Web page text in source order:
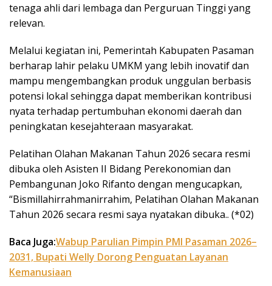
tenaga ahli dari lembaga dan Perguruan Tinggi yang
relevan.
Melalui kegiatan ini, Pemerintah Kabupaten Pasaman
berharap lahir pelaku UMKM yang lebih inovatif dan
mampu mengembangkan produk unggulan berbasis
potensi lokal sehingga dapat memberikan kontribusi
nyata terhadap pertumbuhan ekonomi daerah dan
peningkatan kesejahteraan masyarakat.
Pelatihan Olahan Makanan Tahun 2026 secara resmi
dibuka oleh Asisten II Bidang Perekonomian dan
Pembangunan Joko Rifanto dengan mengucapkan,
“Bismillahirrahmanirrahim, Pelatihan Olahan Makanan
Tahun 2026 secara resmi saya nyatakan dibuka.. (*02)
Baca Juga:Wabup Parulian Pimpin PMI Pasaman 2026–
2031, Bupati Welly Dorong Penguatan Layanan
Kemanusiaan